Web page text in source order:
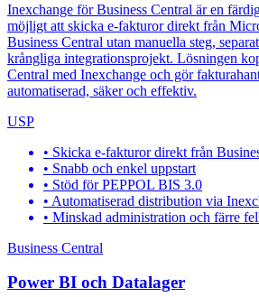
Inexchange för Business Central är en
möjligt att skicka e-fakturor direkt från
Business Central utan manuella steg,
krångliga integrationsprojekt. Lösningen
Central med Inexchange och gör
automatiserad, säker och effektiv.
USP
• Skicka e-fakturor direkt från
• Snabb och enkel uppstart
• Stöd för PEPPOL BIS 3.0
• Automatiserad distribution via
• Minskad administration och färre
Business Central
Power BI och Datalager